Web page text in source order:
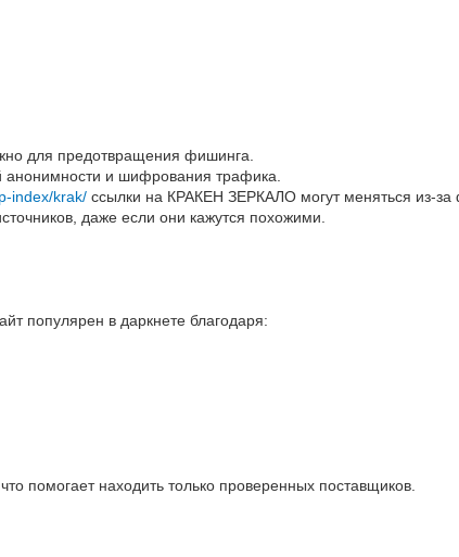
для предотвращения фишинга.
анонимности и шифрования трафика.
index/krak/ ссылки на КРАКЕН ЗЕРКАЛО могут меняться из-за
даже если они кажутся похожими.
популярен в даркнете благодаря:
помогает находить только проверенных поставщиков.